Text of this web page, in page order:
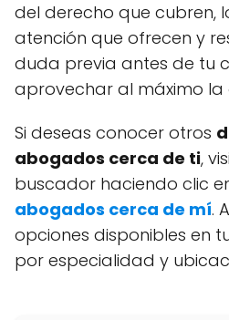
del derecho que cubren,
atención que ofrecen y
duda previa antes de tu
aprovechar al máximo la
Si deseas conocer otros
abogados cerca de ti,
buscador haciendo clic
abogados cerca de mí.
opciones disponibles en
por especialidad y